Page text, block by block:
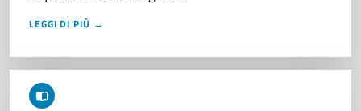
LEGGI DI PIÙ →